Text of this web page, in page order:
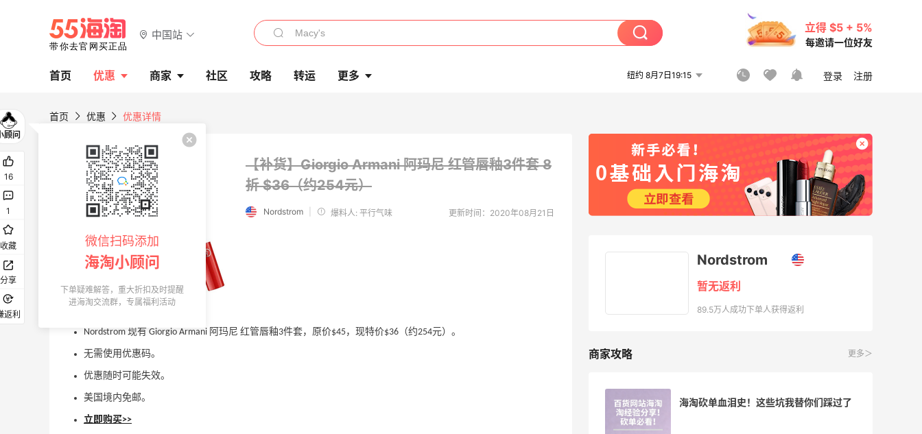
中国站
立得 $5 + 5%
每邀请一位好友
首页 优惠 商家 社区 攻略 转运 更多 纽约 8月7日19:15 登录 注册
首页 优惠 优惠详情
【补货】Giorgio Armani 阿玛尼 红管唇釉3件套8
折 $36（约254元）
Nordstrom 爆料人: 平行气味 更新时间：2020年08月21日
Nordstrom 现有 Giorgio Armani 阿玛尼 红管唇釉3件套，原价$45，现特价$36（约254元）。
无需使用优惠码。
优惠随时可能失效。
美国境内免邮。
立即购买>>
Nordstrom
暂无返利
89.5万人成功下单人获得返利
商家攻略 更多＞
海淘砍单血泪史！这些坑我替你们踩过了
16
1
收藏
分享
返利
微信扫码添加
海淘小顾问
下单疑难解答，重大折扣及时提醒
进海淘交流群，专属福利活动